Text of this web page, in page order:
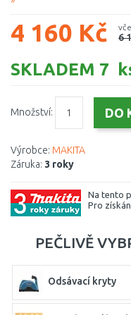
4 160 Kč 6
SKLADEM 7
Množství:
Výrobce: MAKITA
Záruka: 3 roky
Na tento
Pro
PEČLIVĚ
Odsávací kryty